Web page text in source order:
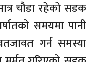
चौडा रहेको सडक
समयमा पानी
गर्न समस्या